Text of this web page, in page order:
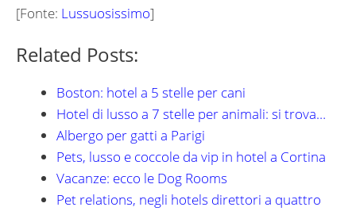
[Fonte: Lussuosissimo]
Related Posts:
Boston: hotel a 5 stelle per cani
Hotel di lusso a 7 stelle per animali: si trova…
Albergo per gatti a Parigi
Pets, lusso e coccole da vip in hotel a Cortina
Vacanze: ecco le Dog Rooms
Pet relations, negli hotels direttori a quattro